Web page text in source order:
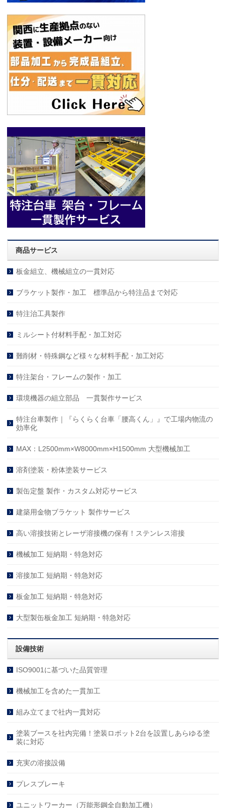
商品サービス
板金組立、機械組立の一貫対応
ブラケット製作・加工 標準品から特注品まで対応
特注治工具製作
ミルシート付材料手配・加工対応
難削材・特殊鋼など様々な材料手配・加工対応
特注架台・フレームの製作・加工
環境機器の組立部品 一貫製作サービス
特注台車製作｜『らくらく台車「腰高くん」』で工場内物流の
効率化
MAX：L2500mm×W8000mm×H1500mm 大型機械加工
溶剤塗装・粉体塗装サービス
製缶定盤 製作・カスタム対応サービス
建築用金物ブラケット 製作サービス
高い溶接技術とレーザ溶接機の保有！ステンレス溶接
機械加工 短納期・特急対応
溶接加工 短納期・特急対応
板金加工 短納期・特急対応
大型製缶板金加工 短納期・特急対応
設備技術
ISO9001に基づいた品質管理
機械加工を含めた一貫加工
組み立てまで社内一貫対応
塗装ブースを社内完備！塗装ロボット2台を設置しあらゆる塗
装に対応
充実の溶接設備
プレスブレーキ
ユニットワーカー（万能形鋼全自動加工機）